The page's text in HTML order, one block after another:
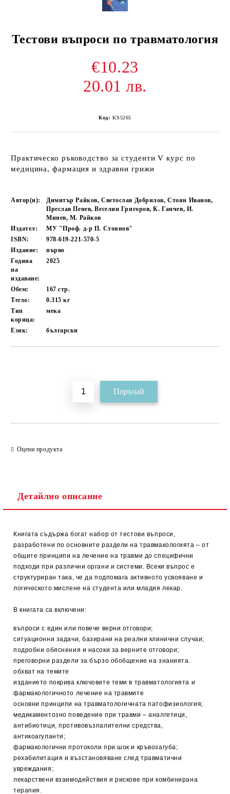
Тестови въпроси по травматология
€10.23
20.01 лв.
Код: KS5265
Практическо ръководство за студенти V курс по
медицина, фармация и здравни грижи
Автор(и):
Димитър Райков, Светослав Добрилов, Стоян Иванов,
Преслав Пенев, Веселин Григоров, К. Ганчев, И.
Минев, М. Райков
Издател:
МУ "Проф. д-р П. Стоянов"
ISBN:
978-619-221-570-5
Издание:
първо
Година
на
издаване:
2025
Обем: 167стр.
Тегло:
0.315кг
Тип
корица:
мека
Език: български
Оцени продукта
Детайлно описание
Книгата съдържа богат набор от тестови въпроси,
разработени по основните раздели на травмакологията – от
общите принципи на лечение на травми до специфични
подходи при различни органи и системи. Всеки въпрос е
структуриран така, че да подпомага активното усвояване и
логическото мислене на студента или младия лекар.
В книгата са включени:
въпроси с един или повече верни отговори;
ситуационни задачи, базирани на реални клинични случаи;
подробни обяснения и насоки за верните отговори;
преговорни раздели за бързо обобщение на знанията.
обхват на темите
изданието покрива ключовите теми в травматологията и
фармакологичното лечение на травмите
основни принципи на травматологичната патофизиология;
медикаментозно поведение при травми – аналгетици,
антибиотици, противовъзпалителни средства,
антикоагуланти;
фармакологични протоколи при шок и кръвозагуба;
рехабилитация и възстановяване след травматични
увреждания;
лекарствени взаимодействия и рискове при комбинирана
терапия.